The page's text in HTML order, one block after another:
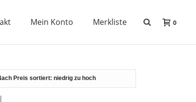
Mein Konto Merkliste 0